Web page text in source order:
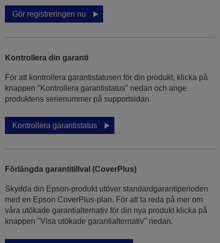
Gör registreringen nu
Kontrollera din garanti
För att kontrollera garantistatusen för din produkt, klicka på
knappen "Kontrollera garantistatus" nedan och ange
produktens serienummer på supportsidan.
Kontrollera garantistatus
Förlängda garantitillval (CoverPlus)
Skydda din Epson-produkt utöver standardgarantiperioden
med en Epson CoverPlus-plan. För att ta reda på mer om
våra utökade garantialternativ för din nya produkt klicka på
knappen "Visa utökade garantialternativ" nedan.